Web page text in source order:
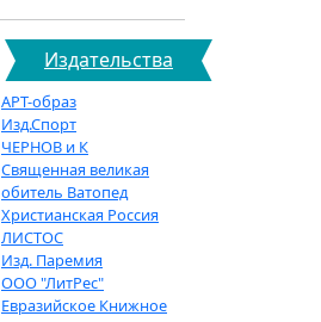
Издательства
АРТ-образ
Изд.Спорт
ЧЕРНОВ и К
Священная великая
обитель Ватопед
Христианская Россия
ЛИСТОС
Изд. Паремия
ООО "ЛитРес"
Евразийское Книжное